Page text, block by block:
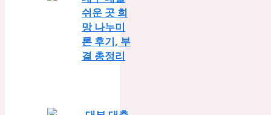
대부 대출
쉬운 곳 희
망 나누미
론 후기, 부
결 총정리